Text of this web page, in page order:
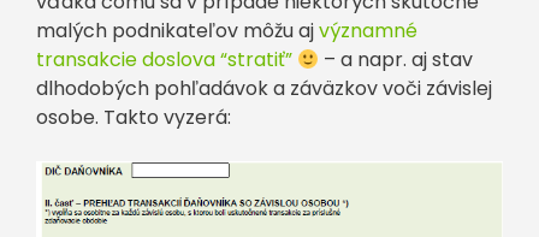
malých podnikateľov môžu ajvýznamné
transakcie doslova “stratiť”
– a napr. aj stav
dlhodobých pohľadávok a záväzkov voči závislej
osobe. Takto vyzerá: